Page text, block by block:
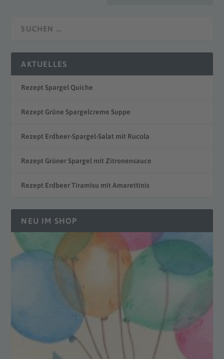
AKTUELLES
Rezept Spargel Quiche
Rezept Grüne Spargelcreme Suppe
Rezept Erdbeer-Spargel-Salat mit Rucola
Rezept Grüner Spargel mit Zitronensauce
Rezept Erdbeer Tiramisu mit Amarettinis
NEU IM SHOP